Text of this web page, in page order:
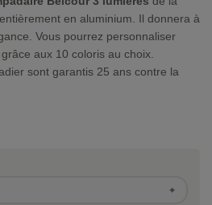
en aluminium. Il donnera à
Vous pourrez personnaliser
grâce aux 10 coloris au choix.
sont garantis 25 ans contre la